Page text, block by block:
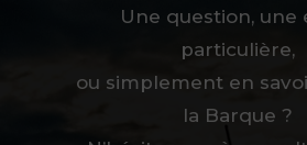
Une question, une
particulière,
ou simplement en
la Barque ?